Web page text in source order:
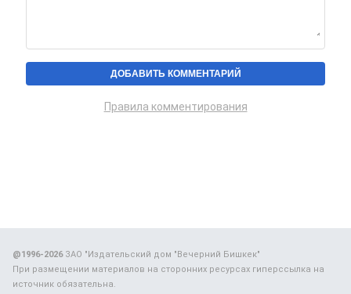
Правила комментирования
@1996-2026ЗАО "Издательский дом "Вечерний Бишкек"
При размещении материалов на сторонних ресурсах гиперссылка на
источник обязательна.